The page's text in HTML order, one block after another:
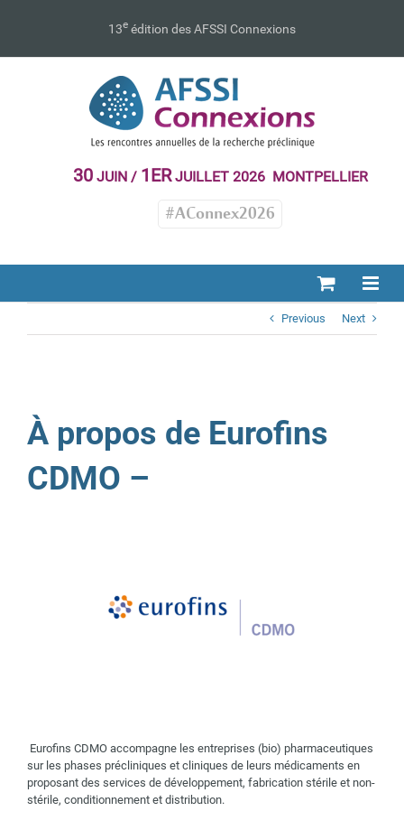
13e édition des AFSSI Connexions
30JUIN / 1ERJUILLET 2026 MONTPELLIER
#AConnex2026
Previous Next
À propos de Eurofins
CDMO –
Eurofins CDMO accompagne les entreprises (bio) pharmaceutiques
sur les phases précliniques et cliniques de leurs médicaments en
proposant des services de développement, fabrication stérile et non-
stérile, conditionnement et distribution.